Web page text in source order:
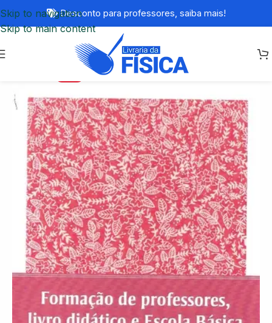
Skip to navigation
Skip to main content
Desconto para professores, saiba mais!